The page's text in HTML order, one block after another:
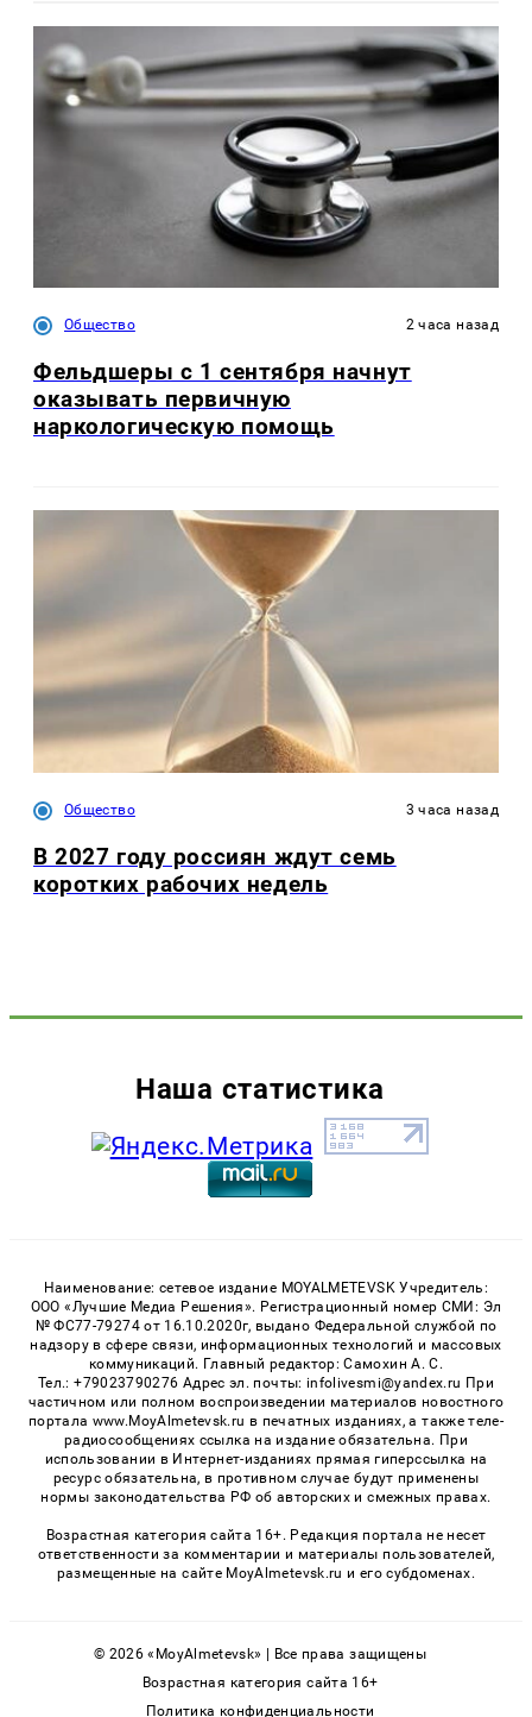
Общество 2 часа назад
Фельдшеры с 1 сентября начнут
оказывать первичную
наркологическую помощь
Общество 3 часа назад
В 2027 году россиян ждут семь
коротких рабочих недель
Наша статистика
Наименование: сетевое издание MOYALMETEVSK Учредитель:
ООО «Лучшие Медиа Решения». Регистрационный номер СМИ: Эл
№ ФС77-79274 от 16.10.2020г, выдано Федеральной службой по
надзору в сфере связи, информационных технологий и массовых
коммуникаций. Главный редактор: Самохин А. С.
Тел.: +79023790276 Адрес эл. почты: infolivesmi@yandex.ru При
частичном или полном воспроизведении материалов новостного
портала www.MoyAlmetevsk.ru в печатных изданиях, а также теле-
радиосообщениях ссылка на издание обязательна. При
использовании в Интернет-изданиях прямая гиперссылка на
ресурс обязательна, в противном случае будут применены
нормы законодательства РФ об авторских и смежных правах.
Возрастная категория сайта 16+. Редакция портала не несет
ответственности за комментарии и материалы пользователей,
размещенные на сайте MoyAlmetevsk.ru и его субдоменах.
© 2026 «MoyAlmetevsk» | Все права защищены
Возрастная категория сайта 16+
Политика конфиденциальности